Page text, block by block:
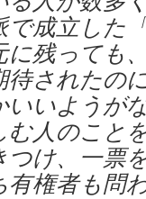
成立した
に残っても
待されたの
いようが
人のこと
つけ、一票
有権者も問